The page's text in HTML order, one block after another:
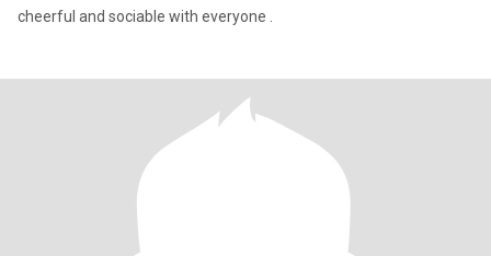
cheerful and sociable with everyone .​